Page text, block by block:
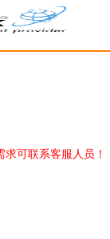
可联系客服人员！